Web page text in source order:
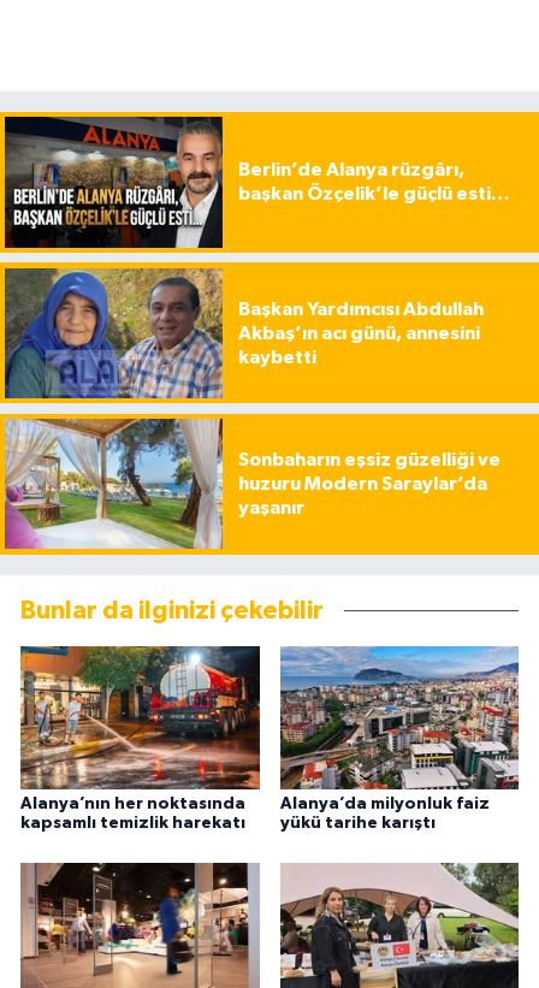
Berlin’de Alanya rüzgârı,
başkan Özçelik’le güçlü esti…
Başkan Yardımcısı Abdullah
Akbaş’ın acı günü, annesini
kaybetti
Sonbaharın eşsiz güzelliği ve
huzuru Modern Saraylar’da
yaşanır
Bunlar da ilginizi çekebilir
Alanya’nın her noktasında
kapsamlı temizlik harekatı
Alanya’da milyonluk faiz
yükü tarihe karıştı